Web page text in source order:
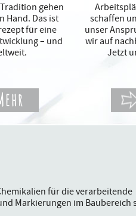
gehen
Hand. Das ist
für eine
– und
schaffen
unser
wir auf
Jetzt
für die verarbeitende
Markierungen im Baubereich